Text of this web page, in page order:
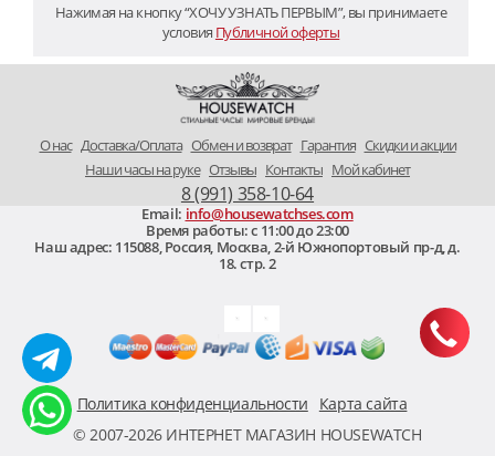
Нажимая на кнопку “ХОЧУ УЗНАТЬ ПЕРВЫМ”, вы принимаете
условия Публичной оферты
O нас Доставка/Оплата Обмен и возврат Гарантия Скидки и акции
Наши часы на руке Отзывы Контакты Мой кабинет
8 (991) 358-10-64
Политика конфиденциальности Карта сайта
Email: info@housewatchses.com
Время работы: c 11:00 до 23:00
Наш адрес: 115088, Россия, Москва 2-й Южнопортовый пр-д, д.
18. стр. 2
© 2007-2026 ИНТЕРНЕТ МАГАЗИН HOUSEWATCH